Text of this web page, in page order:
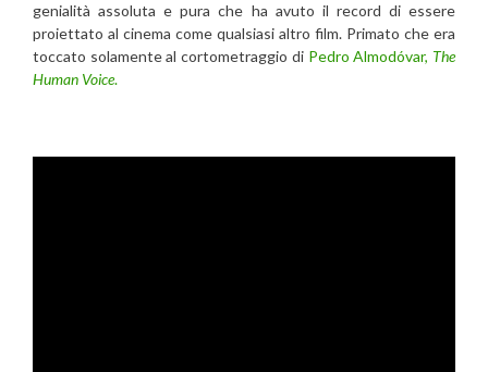
genialità assoluta e pura che ha avuto il record di essere
proiettato al cinema come qualsiasi altro film. Primato che era
toccato solamente al cortometraggio di Pedro Almodóvar, The
Human Voice.